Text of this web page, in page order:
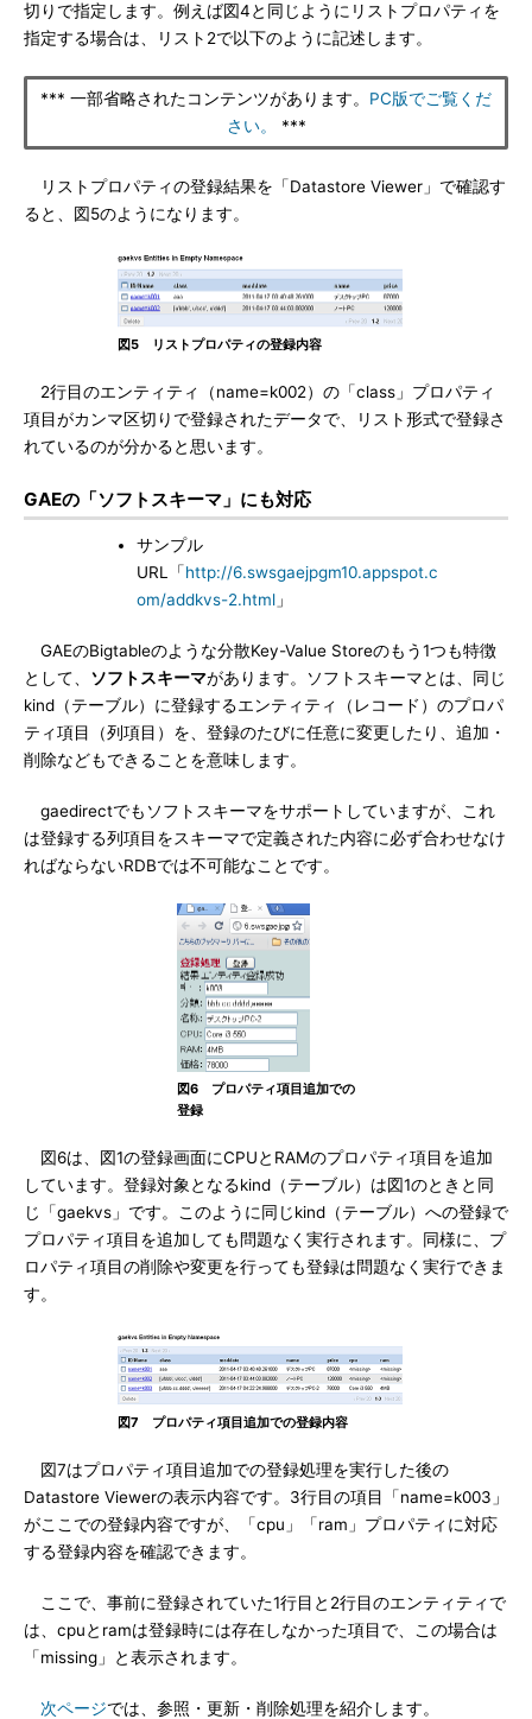
切りで指定します。例えば図4と同じようにリストプロパティを
指定する場合は、リスト2で以下のように記述します。
*** 一部省略されたコンテンツがあります。 PC版でご覧くだ
さい。
***
リストプロパティの登録結果を「Datastore Viewer」で確認す
ると、図5のようになります。
図5 リストプロパティの登録内容
2行目のエンティティ（name=k002）の「class」プロパティ
項目がカンマ区切りで登録されたデータで、リスト形式で登録さ
れているのが分かると思います。
GAEの「ソフトスキーマ」にも対応
サンプル
URL「http://6.swsgaejpgm10.appspot.c
om/addkvs-2.html」
GAEのBigtableのような分散Key-Value Storeのもう1つも特徴
として、 ソフトスキーマがあります。ソフトスキーマとは、同じ
kind（テーブル）に登録するエンティティ（レコード）のプロパ
ティ項目（列項目）を、登録のたびに任意に変更したり、追加・
削除などもできることを意味します。
gaedirectでもソフトスキーマをサポートしていますが、これ
は登録する列項目をスキーマで定義された内容に必ず合わせなけ
ればならないRDBでは不可能なことです。
図6 プロパティ項目追加での
登録
図6は、図1の登録画面にCPUとRAMのプロパティ項目を追加
しています。登録対象となるkind（テーブル）は図1のときと同
じ「gaekvs」です。このように同じkind（テーブル）への登録で
プロパティ項目を追加しても問題なく実行されます。同様に、プ
ロパティ項目の削除や変更を行っても登録は問題なく実行できま
す。
図7 プロパティ項目追加での登録内容
図7はプロパティ項目追加での登録処理を実行した後の
Datastore Viewerの表示内容です。3行目の項目「name=k003」
がここでの登録内容ですが、「cpu」「ram」プロパティに対応
する登録内容を確認できます。
ここで、事前に登録されていた1行目と2行目のエンティティで
は、cpuとramは登録時には存在しなかった項目で、この場合は
「missing」と表示されます。
次ページでは、参照・更新・削除処理を紹介します。